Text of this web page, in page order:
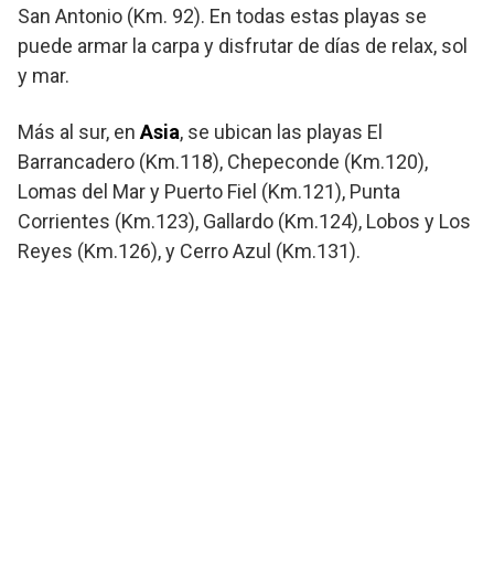
San Antonio (Km. 92). En todas estas playas se
puede armar la carpa y disfrutar de días de relax, sol
y mar.
Más al sur, enAsia, se ubican las playas El
Barrancadero (Km.118), Chepeconde (Km.120),
Lomas del Mar y Puerto Fiel (Km.121), Punta
Corrientes (Km.123), Gallardo (Km.124), Lobos y Los
Reyes (Km.126), y Cerro Azul (Km.131).